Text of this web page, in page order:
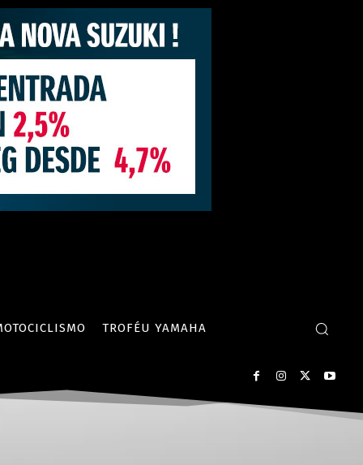
TROFÉU YAMAHA